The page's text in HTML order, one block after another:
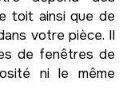
toit ainsi que de
votre pièce. Il
de fenêtres de
ni le même